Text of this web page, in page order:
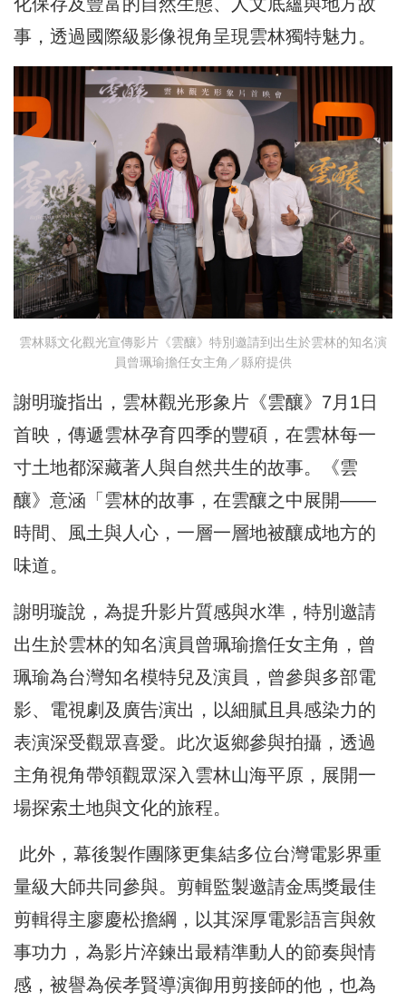
事，透過國際級影像視角呈現雲林獨特魅力。
雲林縣文化觀光宣傳影片《雲釀》特別邀請到出生於雲林的知名演
員曾珮瑜擔任女主角／縣府提供
謝明璇指出，雲林觀光形象片《雲釀》7月1日
首映，傳遞雲林孕育四季的豐碩，在雲林每一
寸土地都深藏著人與自然共生的故事。《雲
釀》意涵「雲林的故事，在雲釀之中展開——
時間、風土與人心，一層一層地被釀成地方的
味道。
謝明璇說，為提升影片質感與水準，特別邀請
出生於雲林的知名演員曾珮瑜擔任女主角，曾
珮瑜為台灣知名模特兒及演員，曾參與多部電
影、電視劇及廣告演出，以細膩且具感染力的
表演深受觀眾喜愛。此次返鄉參與拍攝，透過
主角視角帶領觀眾深入雲林山海平原，展開一
場探索土地與文化的旅程。
此外，幕後製作團隊更集結多位台灣電影界重
量級大師共同參與。剪輯監製邀請金馬獎最佳
剪輯得主廖慶松擔綱，以其深厚電影語言與敘
事功力，為影片淬鍊出最精準動人的節奏與情
感，被譽為侯孝賢導演御用剪接師的他，也為